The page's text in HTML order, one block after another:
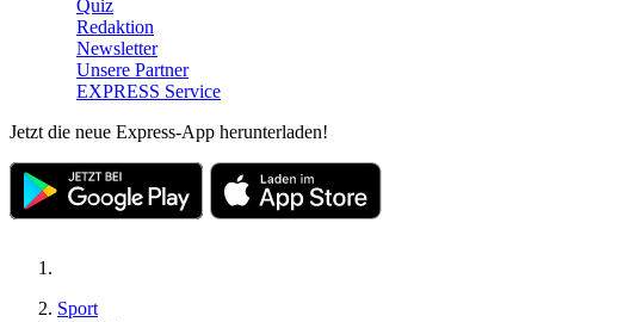
Quiz
Redaktion
Newsletter
Unsere Partner
EXPRESS Service
Jetzt die neue Express-App herunterladen!
Sport